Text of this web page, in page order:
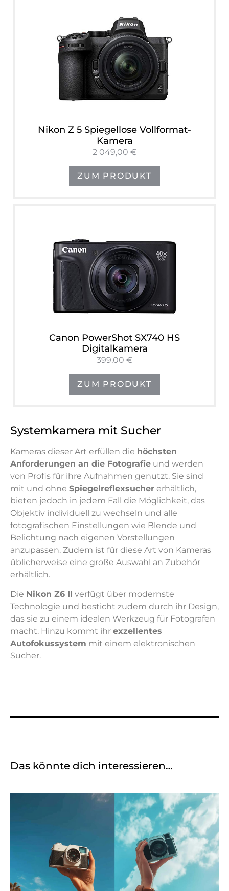
Nikon Z 5 Spiegellose Vollformat-
Kamera
2 049,00 €
ZUM PRODUKT
Canon PowerShot SX740 HS
Digitalkamera
399,00 €
ZUM PRODUKT
Systemkamera mit Sucher
Kameras dieser Art erfüllen die höchsten
Anforderungen an die Fotografie und werden
von Profis für ihre Aufnahmen genutzt. Sie sind
mit und ohne Spiegelreflexsucher erhältlich,
bieten jedoch in jedem Fall die Möglichkeit, das
Objektiv individuell zu wechseln und alle
fotografischen Einstellungen wie Blende und
Belichtung nach eigenen Vorstellungen
anzupassen. Zudem ist für diese Art von Kameras
üblicherweise eine große Auswahl an Zubehör
erhältlich.
Die Nikon Z6 II verfügt über modernste
Technologie und besticht zudem durch ihr Design,
das sie zu einem idealen Werkzeug für Fotografen
macht. Hinzu kommt ihr exzellentes
Autofokussystem mit einem elektronischen
Sucher.
Das könnte dich interessieren…